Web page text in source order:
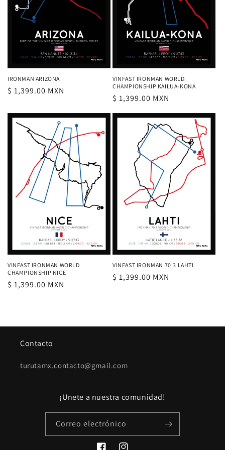
IRONMAN ARIZONA
Precio
$ 1,399.00 MXN
VINFAST IRONMAN WORLD
CHAMPIONSHIP KAILUA-KONA
Precio
$ 1,399.00 MXN
VINFAST IRONMAN WORLD
CHAMPIONSHIP NICE
Precio
$ 1,399.00 MXN
VINFAST IRONMAN 70.3 LAHTI
Precio
$ 1,399.00 MXN
Contacto
turutamx.contacto@gmail.com
¡Unete a nuestra comunidad!
Correo electrónico